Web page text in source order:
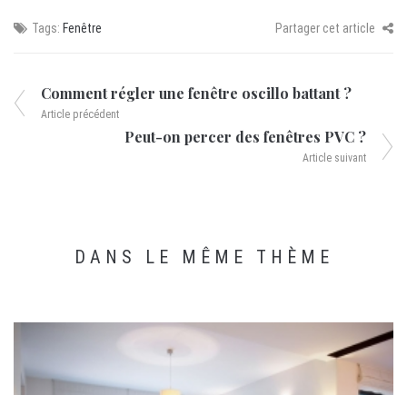
Tags: Fenêtre Partager cet article
Comment régler une fenêtre oscillo battant ?
Article précédent
Peut-on percer des fenêtres PVC ?
Article suivant
DANS LE MÊME THÈME